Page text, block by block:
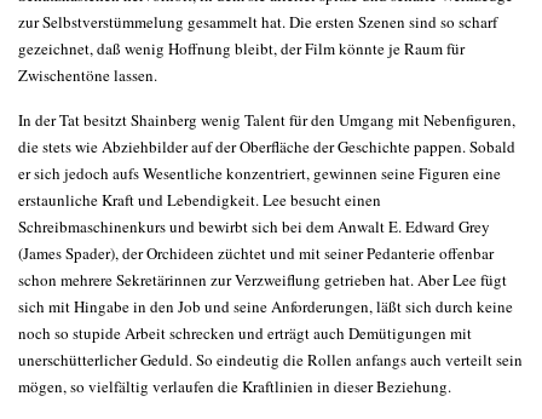
zur Selbstverstümmelung gesammelt hat. Die ersten Szenen sind so scharf
gezeichnet, daß wenig Hoffnung bleibt, der Film könnte je Raum für
Zwischentöne lassen.
In der Tat besitzt Shainberg wenig Talent für den Umgang mit Nebenfiguren,
die stets wie Abziehbilder auf der Oberfläche der Geschichte pappen. Sobald
er sich jedoch aufs Wesentliche konzentriert, gewinnen seine Figuren eine
erstaunliche Kraft und Lebendigkeit. Lee besucht einen
Schreibmaschinenkurs und bewirbt sich bei dem Anwalt E. Edward Grey
(James Spader), der Orchideen züchtet und mit seiner Pedanterie offenbar
schon mehrere Sekretärinnen zur Verzweiflung getrieben hat. Aber Lee fügt
sich mit Hingabe in den Job und seine Anforderungen, läßt sich durch keine
noch so stupide Arbeit schrecken und erträgt auch Demütigungen mit
unerschütterlicher Geduld. So eindeutig die Rollen anfangs auch verteilt sein
mögen, so vielfältig verlaufen die Kraftlinien in dieser Beziehung.